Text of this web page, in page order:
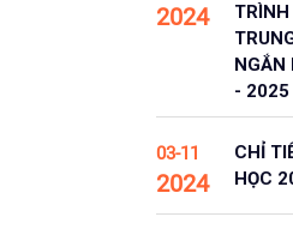
2024
NGẮN
- 2025
03-11
2024
CHỈ
HỌC